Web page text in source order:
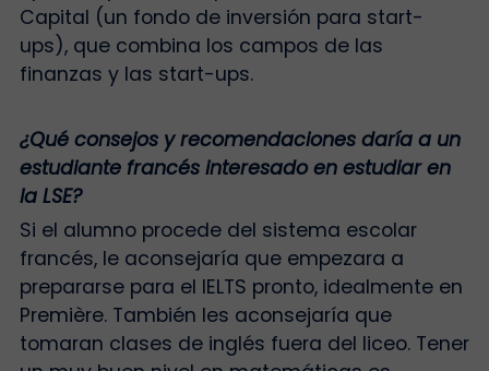
Capital (un fondo de inversión para start-
ups), que combina los campos de las
finanzas y las start-ups.
¿Qué consejos y recomendaciones daría a un
estudiante francés interesado en estudiar en
la LSE?
Si el alumno procede del sistema escolar
francés, le aconsejaría que empezara a
prepararse para el IELTS pronto, idealmente en
Première. También les aconsejaría que
tomaran clases de inglés fuera del liceo. Tener